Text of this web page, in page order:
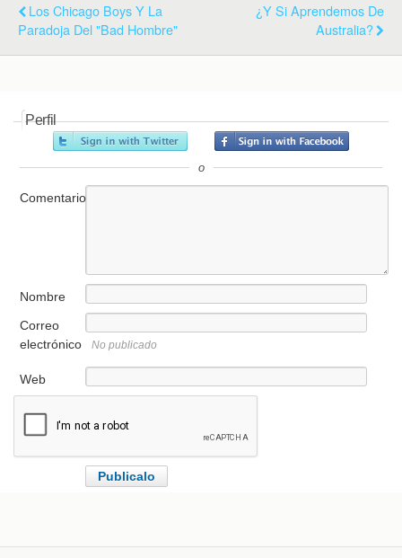
Los Chicago Boys Y La
Paradoja Del "bad Hombre"
¿Y Si Aprendemos De
Australia?
Perfil
o
Comentario
Nombre
Correo
electrónico
No publicado
Web